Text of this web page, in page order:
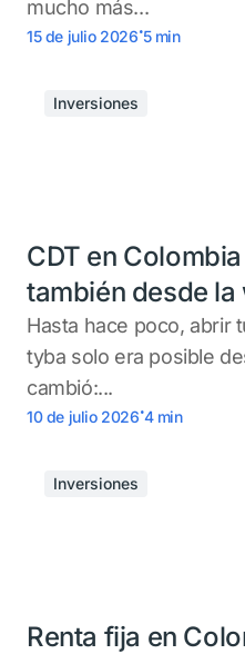
mucho más...
15 de julio 2026.5 min
Inversiones
CDT en
también desde
Hasta hace poco, abrir
tyba solo era posible
cambió:...
10 de julio 2026.4 min
Inversiones
Renta fija en